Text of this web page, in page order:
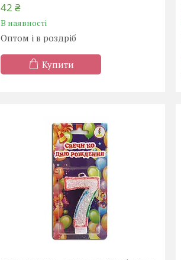
42 ₴
В наявності
Оптом і в роздріб
Купити